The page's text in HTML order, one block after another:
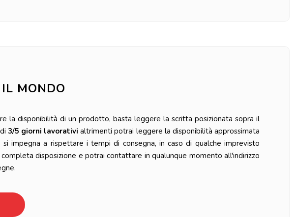
MONDO
la disponibilità di un prodotto, basta leggere la scritta posizionata sopra il
3/5 giorni lavorativi altrimenti potrai leggere la disponibilità approssimata
a rispettare i tempi di consegna, in caso di qualche imprevisto
disposizione e potrai contattare in qualunque momento all'indirizzo